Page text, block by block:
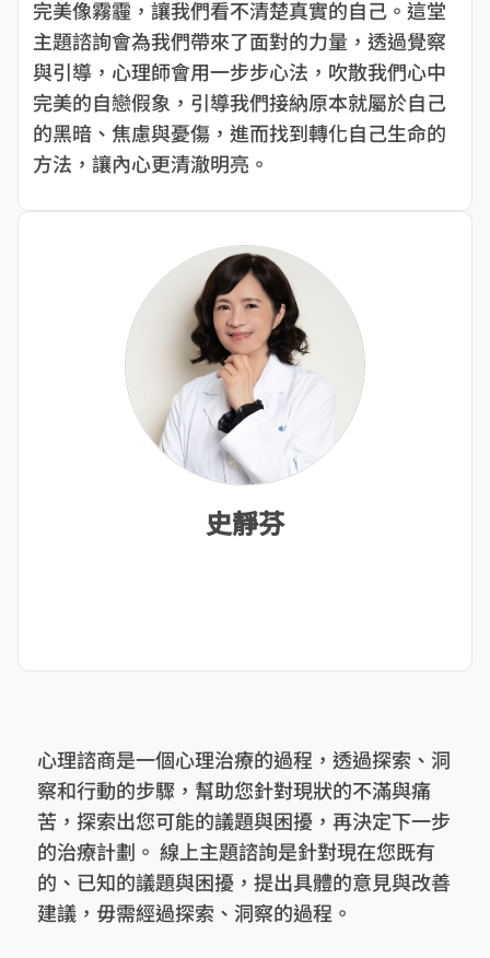
完美像霧霾，讓我們看不清楚真實的自己。這堂
主題諮詢會為我們帶來了面對的力量，透過覺察
與引導，心理師會用一步步心法，吹散我們心中
完美的自戀假象，引導我們接納原本就屬於自己
的黑暗、焦慮與憂傷，進而找到轉化自己生命的
方法，讓內心更清澈明亮。
史靜芬
心理諮商是一個心理治療的過程，透過探索、洞
察和行動的步驟，幫助您針對現狀的不滿與痛
苦，探索出您可能的議題與困擾，再決定下一步
的治療計劃。 線上主題諮詢是針對現在您既有
的、已知的議題與困擾，提出具體的意見與改善
建議，毋需經過探索、洞察的過程。